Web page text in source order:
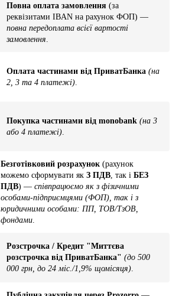
Повна оплата замовлення (за
реквізитами IBAN на рахунок ФОП) —
повна передоплата всієї вартості
замовлення
Оплата частинами від ПриватБанка (на
2, 3 та 4 платежі)
Покупка частинами від monobank (на 3
або 4 платежі)
Безготівковий розрахунок (рахунок
можемо сформувати як З ПДВ , так і БЕЗ
ПДВ) — співпрацюємо як з фізичними
особами-підприємцями (ФОП), так і з
юридичними особами: ПП, ТОВ/ТзОВ,
фондами
Розстрочка / Кредит "Миттєва
розстрочка від ПриватБанка" (до 500
000 грн, до 24 міс./1,9% щомісяця).